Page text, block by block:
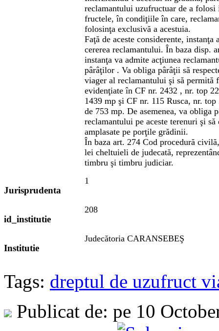
reclamantului uzufructuar de a
fructele, în condiţiile în care,
folosinţa exclusivă a acestuia.
Faţă de aceste considerente,
cererea reclamantului. În baza disp.
instanţa va admite acţiunea
pârâţilor . Va obliga pârâţii să
viager al reclamantului şi să permită
evidenţiate în CF nr. 2432 , nr. top
1439 mp şi CF nr. 115 Rusca, nr.
de 753 mp. De asemenea, va obliga
reclamantului pe aceste terenuri şi
amplasate pe porţile grădinii.
În baza art. 274 Cod procedură
lei cheltuieli de judecată,
timbru şi timbru judiciar.
Jurisprudenta
1
id_institutie
208
Institutie
Judecătoria CARANSEBEŞ
Tags: dreptul de uzufruct
Publicat de: pe 10